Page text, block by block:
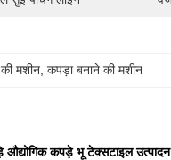
मशीन , कपड़ा बनाने की मशीन
कपड़े भू टेक्सटाइल उत्पादन